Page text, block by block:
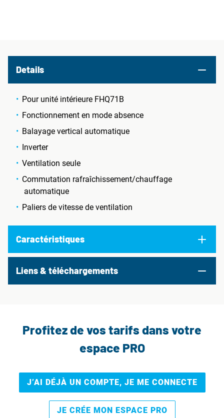
Details
Pour unité intérieure FHQ71B
Fonctionnement en mode absence
Balayage vertical automatique
Inverter
Ventilation seule
Commutation rafraîchissement/chauffage
automatique
Paliers de vitesse de ventilation
Caractéristiques
Liens & téléchargements
Profitez de vos tarifs dans votre
espace PRO
J’AI DÉJÀ UN COMPTE, JE ME CONNECTE
JE CRÉE MON ESPACE PRO